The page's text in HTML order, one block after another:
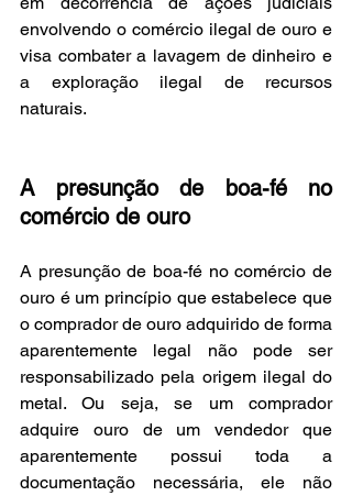
envolvendo o comércio ilegal de ouro e
visa combater a lavagem de dinheiro e
a exploração ilegal de recursos
naturais.
A presunção de boa-fé no
comércio de ouro
A presunção de boa-fé no comércio de
ouro é um princípio que estabelece que
o comprador de ouro adquirido de forma
aparentemente legal não pode ser
responsabilizado pela origem ilegal do
metal. Ou seja, se um comprador
adquire ouro de um vendedor que
aparentemente possui toda a
documentação necessária, ele não